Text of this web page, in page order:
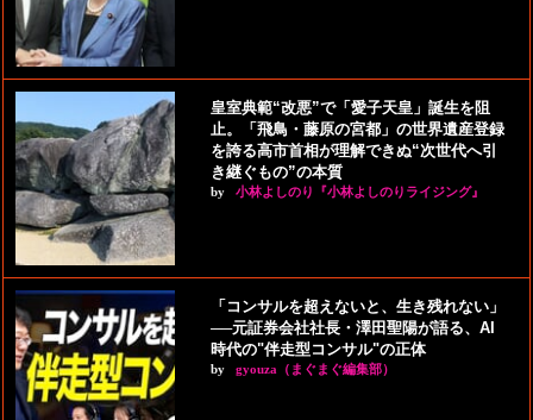
皇室典範“改悪”で「愛子天皇」誕生を阻
止。「飛鳥・藤原の宮都」の世界遺産登録
を誇る高市首相が理解できぬ“次世代へ引
き継ぐもの”の本質
by 小林よしのり『小林よしのりライジング』
「コンサルを超えないと、生き残れない」
──元証券会社社長・澤田聖陽が語る、AI
時代の"伴走型コンサル"の正体
by gyouza（まぐまぐ編集部）